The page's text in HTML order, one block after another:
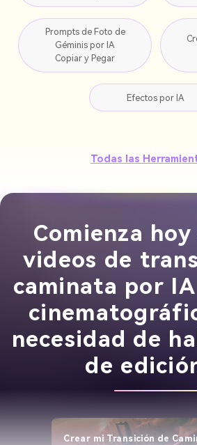
Prompts de Foto de
Géminis por IA
Copiar y Pegar
Efectos por IA
Todas las
Comienza
videos de
caminata por
necesidad de
de
Crear mi Transición de